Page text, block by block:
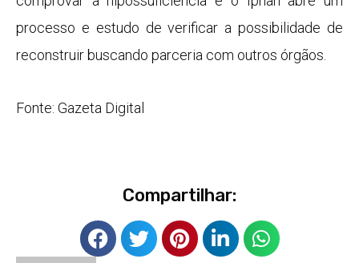
processo e estudo de verificar a possibilidade de
reconstruir buscando parceria com outros órgãos.
Fonte: Gazeta Digital
Compartilhar: